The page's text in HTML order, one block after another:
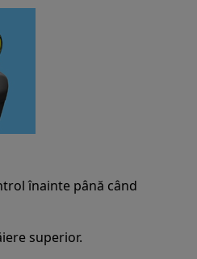
înainte până când
superior.